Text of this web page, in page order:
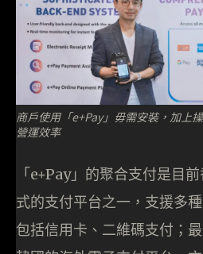
商戶使用「e+Pay」毋需安裝，加上
營運效率
「e+Pay」的聚合支付是目
式的支付平台之一，支援多
包括信用卡、二維碼支付；